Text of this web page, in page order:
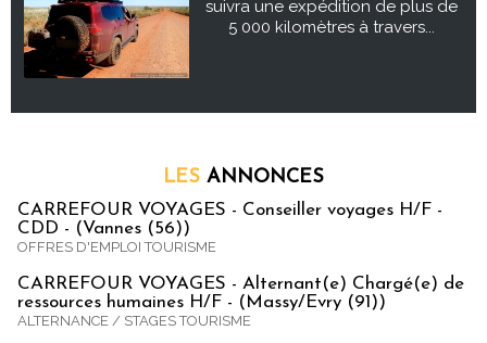
suivra une expédition de plus de
5 000 kilomètres à travers...
LES ANNONCES
CARREFOUR VOYAGES - Conseiller voyages H/F -
CDD - (Vannes (56))
OFFRES D'EMPLOI TOURISME
CARREFOUR VOYAGES - Alternant(e) Chargé(e) de
ressources humaines H/F - (Massy/Evry (91))
ALTERNANCE / STAGES TOURISME